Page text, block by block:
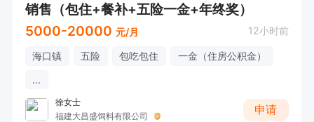
销售（包住+餐补+五险一金+年终奖）
5000-20000 元/月 12小时前
海口镇 五险 包吃包住
一金（住房公积金）
...
徐女士
福建大昌盛饲料有限公司
申请